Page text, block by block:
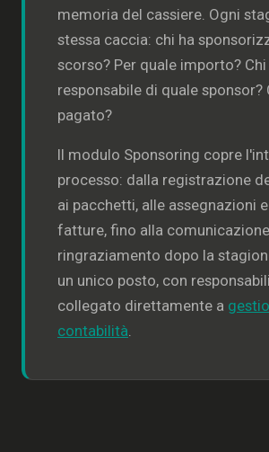
memoria del cassiere. Ogni
stessa caccia: chi ha
scorso? Per quale importo? Chi
responsabile di quale sponsor?
pagato?
Il modulo Sponsoring copre
processo: dalla registrazione
ai pacchetti, alle assegnazioni
fatture, fino alla
ringraziamento dopo la
un unico posto, con
collegato direttamente a
contabilità.